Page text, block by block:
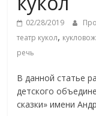
02/28/2019
театр кукол,
речь
В данной статье
детского
сказки» имени